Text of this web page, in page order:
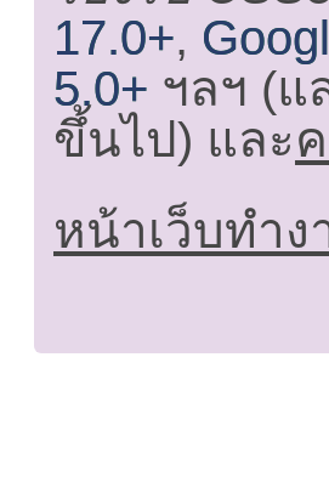
17.0+,
5.0+ ฯลฯ (แ
ขึ้นไป) และ
หน้าเว็บทำ